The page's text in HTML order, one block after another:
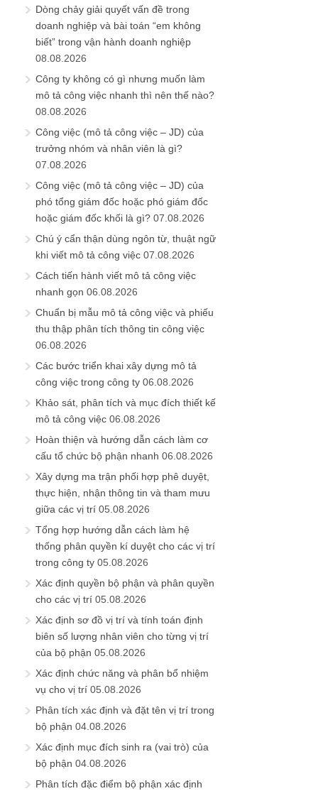
Dòng chảy giải quyết vấn đề trong
doanh nghiệp và bài toán “em không
biết” trong vận hành doanh nghiệp
08.08.2026
Công ty không có gì nhưng muốn làm
mô tả công việc nhanh thì nên thế nào?
08.08.2026
Công việc (mô tả công việc – JD) của
trưởng nhóm và nhân viên là gì?
07.08.2026
Công việc (mô tả công việc – JD) của
phó tổng giám đốc hoặc phó giám đốc
hoặc giám đốc khối là gì? 07.08.2026
Chú ý cẩn thận dùng ngôn từ, thuật ngữ
khi viết mô tả công việc 07.08.2026
Cách tiến hành viết mô tả công việc
nhanh gọn 06.08.2026
Chuẩn bị mẫu mô tả công việc và phiếu
thu thập phân tích thông tin công việc
06.08.2026
Các bước triển khai xây dựng mô tả
công việc trong công ty 06.08.2026
Khảo sát, phân tích và mục đích thiết kế
mô tả công việc 06.08.2026
Hoàn thiện và hướng dẫn cách làm cơ
cấu tổ chức bộ phận nhanh 06.08.2026
Xây dựng ma trận phối hợp phê duyệt,
thực hiện, nhận thông tin và tham mưu
giữa các vị trí 05.08.2026
Tổng hợp hướng dẫn cách làm hệ
thống phân quyền kí duyệt cho các vị trí
trong công ty 05.08.2026
Xác định quyền bộ phận và phân quyền
cho các vị trí 05.08.2026
Xác định sơ đồ vị trí và tính toán định
biên số lượng nhân viên cho từng vị trí
của bộ phận 05.08.2026
Xác định chức năng và phân bổ nhiệm
vụ cho vị trí 05.08.2026
Phân tích xác định và đặt tên vị trí trong
bộ phận 04.08.2026
Xác định mục đích sinh ra (vai trò) của
bộ phận 04.08.2026
Phân tích đặc điểm bộ phận xác định